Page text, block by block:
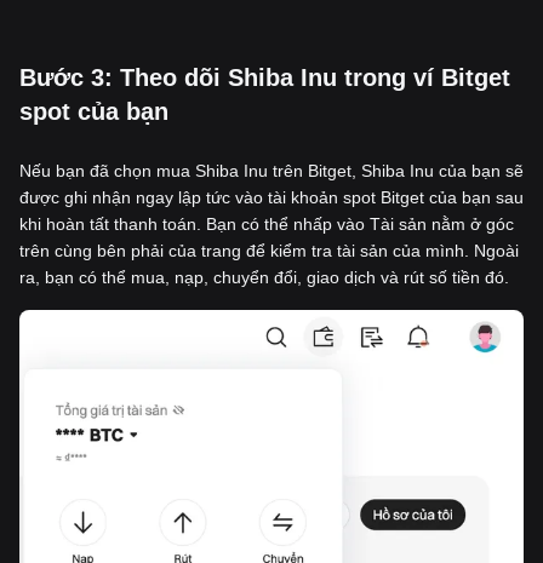
‌Bước 3: Theo dõi Shiba Inu trong ví Bitget
spot của bạn
Nếu bạn đã chọn mua Shiba Inu trên Bitget, Shiba Inu của bạn sẽ
được ghi nhận ngay lập tức vào tài khoản spot Bitget của bạn sau
khi hoàn tất thanh toán. Bạn có thể nhấp vào Tài sản nằm ở góc
trên cùng bên phải của trang để kiểm tra tài sản của mình. Ngoài
ra, bạn có thể mua, nạp, chuyển đổi, giao dịch và rút số tiền đó.